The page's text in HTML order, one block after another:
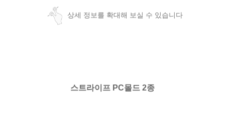
상세 정보를 확대해 보실 수 있습니다
스트라이프 PC몰드 2종